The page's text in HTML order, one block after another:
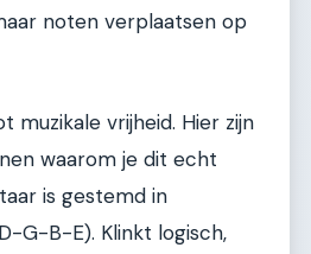
noten verplaatsen op
muzikale vrijheid. Hier zijn
waarom je dit echt
is gestemd in
G-B-E). Klinkt logisch,